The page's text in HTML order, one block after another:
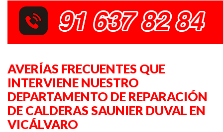
AVERÍAS FRECUENTES QUE
INTERVIENE NUESTRO
DEPARTAMENTO DE REPARACIÓN
DE CALDERAS SAUNIER DUVAL EN
VICÁLVARO